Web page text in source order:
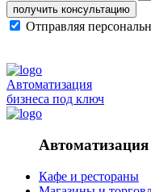
получить консультацию
Отправляя
Автоматизация
бизнеса под ключ
Автоматизация
Кафе и рестораны